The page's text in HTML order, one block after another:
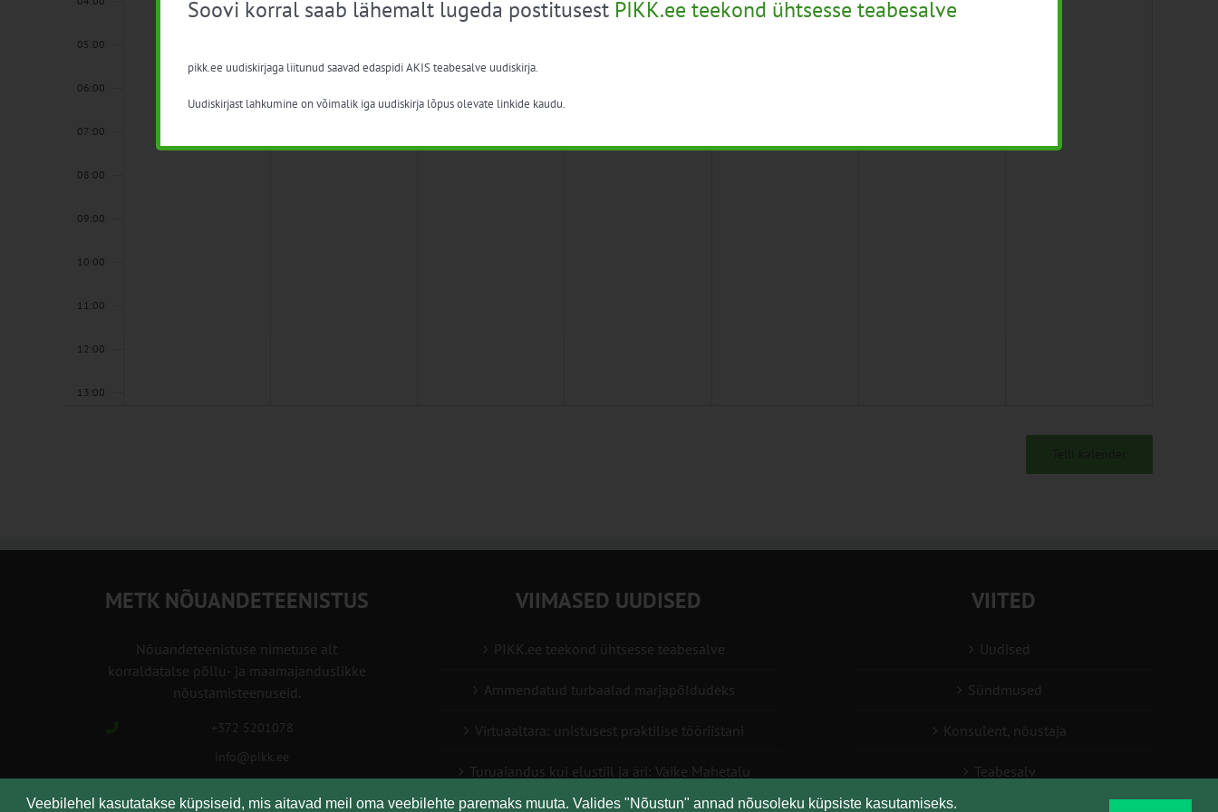
Veebilehel kasutatakse küpsiseid, mis aitavad meil oma veebilehte paremaks muuta. Valides "Nõustun" annad nõusoleku küpsiste kasutamiseks.
05:00
06:00
07:00
08:00
09:00
10:00
11:00
12:00
13:00
22:00
METK NÕUANDETEENISTUS
Nõuandeteenistuse nimetuse alt
korraldatalse põllu- ja maamajanduslikke
nõustamisteenuseid.
+372 5201078
info@pikk.ee
VIIMASED UUDISED
PIKK.ee teekond ühtsesse teabesalve
Ammendatud turbaalad marjapõldudeks
Virtuaaltara: unistusest praktilise tööriistani
Turuaiandus kui elustiil ja äri: Väike Mahetalu
VIITED
Uudised
Sündmused
Konsulent, nõustaja
Teabesalv
Soovi korral saab lähemalt lugeda postitusest PIKK.ee teekond ühtsesse teabesalve
pikk.ee uudiskirjaga liitunud saavad edaspidi AKIS teabesalve uudiskirja.
Uudiskirjast lahkumine on võimalik iga uudiskirja lõpus olevate linkide kaudu.